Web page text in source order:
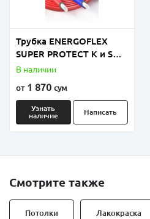
Трубка ENERGOFLEX
SUPER PROTECT K и S
толщиной 4мм, 6мм и
В наличии
от1 870 сум
Узнать
наличие
Написать
Смотрите также
Потолки Лакокраска